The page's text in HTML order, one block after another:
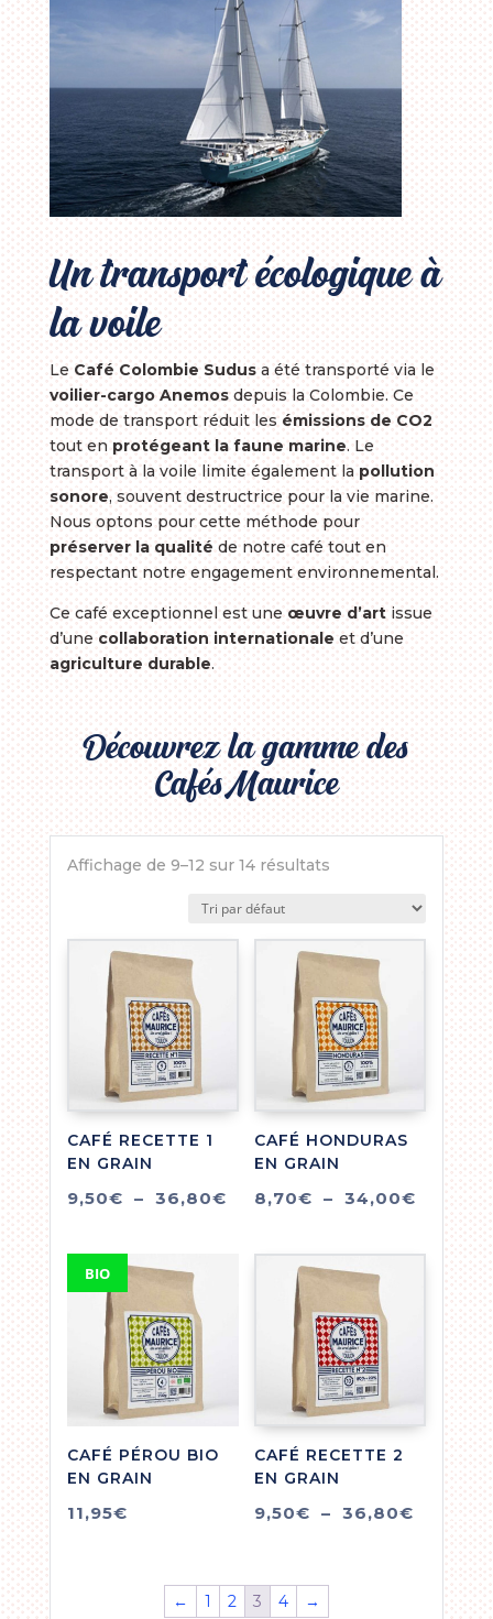
Un transport écologique à
la voile
LeCafé Colombie Sudusa été transporté via le
voilier-cargo Anemosdepuis la Colombie. Ce
mode de transport réduit les émissions de CO2
tout enprotégeant la faune marine. Le
transport à la voile limite également lapollution
sonore, souvent destructrice pour la vie marine.
Nous optons pour cette méthode pour
préserver la qualitéde notre café tout en
respectant notre engagement environnemental.
Ce café exceptionnel est uneœuvre d’artissue
d’unecollaboration internationaleet d’une
agriculture durable.
Découvrez la gamme des
Cafés Maurice
Affichage de 9–12 sur 14 résultats
CAFÉ RECETTE 1
EN GRAIN
9,50€ – 36,80€Plage
prix :
36,80€
CAFÉ HONDURAS
EN GRAIN
8,70€ – 34,00€Plage
prix :
8,70€
34,00€
BIO
CAFÉ PÉROU BIO
EN GRAIN
11,95€
CAFÉ RECETTE 2
EN GRAIN
9,50€ – 36,80€Plage
prix :
9,50€
← 1 2 3 4 →